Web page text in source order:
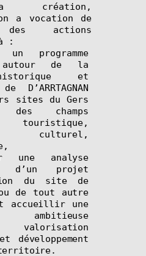
création,
a vocation de
des actions
:
programme
autour de la
et
sites du Gers
des champs
touristique,
culturel,
une analyse
d’un projet
du site de
de tout autre
accueillirune
ambitieuse
valorisation
développement
territoire.